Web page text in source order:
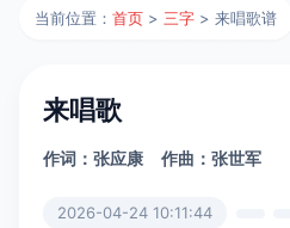
当前位置：首页 > 三字 > 来唱歌谱
来唱歌
作词：张应康 作曲：张世军
2026-04-24 10:11:44